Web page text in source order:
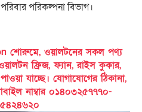
পরিকল্পনা বিভাগ।
শোরুমে, ওয়ালটনের সকল পণ্য
ফ্রিজ, ফ্যান, রাইস কুকার,
যাচ্ছে। যোগাযোগের ঠিকানা,
নাম্বার ০১৪০৩২৫৭৭৭০-